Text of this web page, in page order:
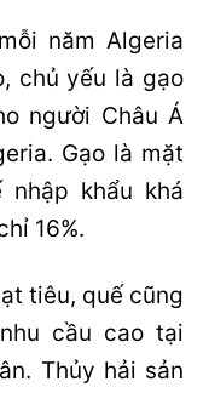
năm Algeria
chủ yếu là gạo
người Châu Á
Gạo là mặt
khẩu khá
16%.
tiêu, quế cũng
cầu cao tại
Thủy hải sản